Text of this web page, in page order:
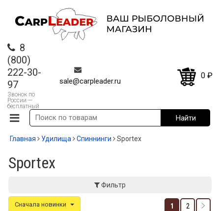
8
(800)
222-30-
97
Звонок по
России —
бесплатный
sale@carpleader.ru
0 ₽
Главная Удилища Спиннинги Sportex
Sportex
Фильтр
Сначала новинки 1 2